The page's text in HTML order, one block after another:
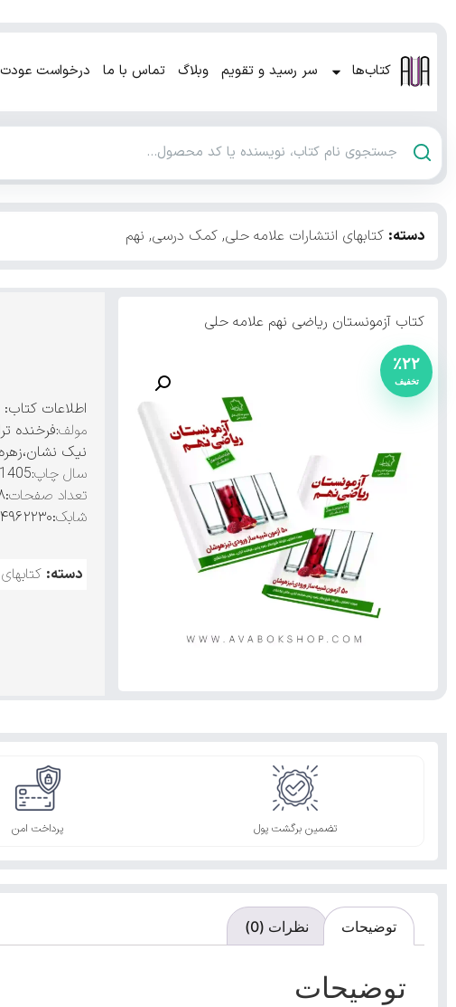
کتاب‌ها سر رسید و تقویم وبلاگ تماس با ما درخواست عودت
دسته: کتابهای انتشارات علامه حلی, کمک درسی, نهم
کتاب آزمونستان ریاضی نهم علامه حلی
٪۲۲
اطلاعات کتاب:
مولف:فرخنده
نیک
سال چاپ:1405
تعداد صفحات:۲۸۸
شابک:۹۷۸۶۰۰۴۹۶۲۲۳۰
دسته:
تضمین برگشت پول پرداخت امن
توضیحات نظرات (0)
توضیحات